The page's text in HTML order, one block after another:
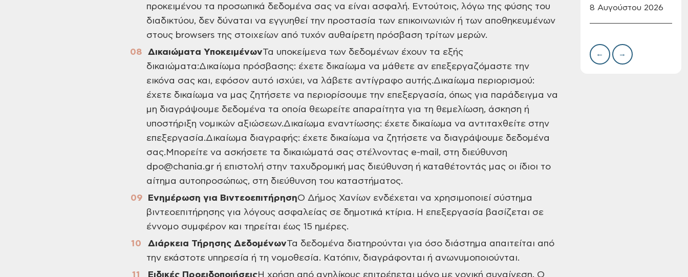
προκειμένου τα προσωπικά δεδομένα σας να είναι ασφαλή. Εντούτοις, λόγω της φύσης του
διαδικτύου, δεν δύναται να εγγυηθεί την προστασία των επικοινωνιών ή των αποθηκευμένων
στους browsers της στοιχείων από τυχόν αυθαίρετη πρόσβαση τρίτων μερών.
Δικαιώματα ΥποκειμένωνΤα υποκείμενα των δεδομένων έχουν τα εξής
δικαιώματα:Δικαίωμα πρόσβασης: έχετε δικαίωμα να μάθετε αν επεξεργαζόμαστε την
εικόνα σας και, εφόσον αυτό ισχύει, να λάβετε αντίγραφο αυτής.Δικαίωμα περιορισμού:
έχετε δικαίωμα να μας ζητήσετε να περιορίσουμε την επεξεργασία, όπως για παράδειγμα να
μη διαγράψουμε δεδομένα τα οποία θεωρείτε απαραίτητα για τη θεμελίωση, άσκηση ή
υποστήριξη νομικών αξιώσεων.Δικαίωμα εναντίωσης: έχετε δικαίωμα να αντιταχθείτε στην
επεξεργασία.Δικαίωμα διαγραφής: έχετε δικαίωμα να ζητήσετε να διαγράψουμε δεδομένα
σας.Μπορείτε να ασκήσετε τα δικαιώματά σας στέλνοντας e-mail, στη διεύθυνση
dpo@chania.gr ή επιστολή στην ταχυδρομική μας διεύθυνση ή καταθέτοντάς μας οι ίδιοι το
αίτημα αυτοπροσώπως, στη διεύθυνση του καταστήματος.
Ενημέρωση για ΒιντεοεπιτήρησηΟ Δήμος Χανίων ενδέχεται να χρησιμοποιεί σύστημα
βιντεοεπιτήρησης για λόγους ασφαλείας σε δημοτικά κτίρια. Η επεξεργασία βασίζεται σε
έννομο συμφέρον και τηρείται έως 15 ημέρες.
Διάρκεια Τήρησης ΔεδομένωνΤα δεδομένα διατηρούνται για όσο διάστημα απαιτείται από
την εκάστοτε υπηρεσία ή τη νομοθεσία. Κατόπιν, διαγράφονται ή ανωνυμοποιούνται.
Ειδικές ΠροειδοποιήσειςΗ χρήση από ανηλίκους επιτρέπεται μόνο με γονική συναίνεση. Ο
του συστήματος
8 Αυγούστου 2026
← →